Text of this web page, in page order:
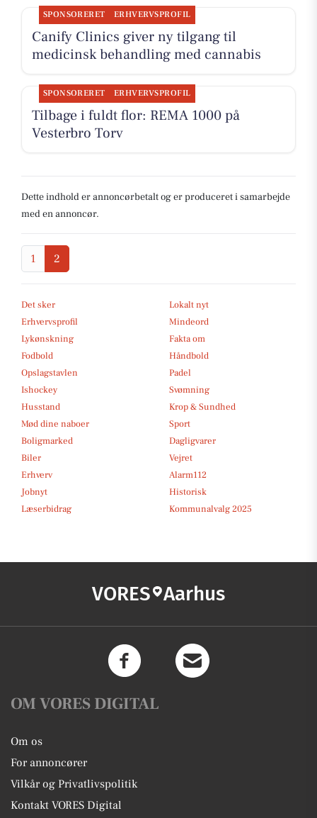
SPONSORERET ERHVERVSPROFIL
Canify Clinics giver ny tilgang til
medicinsk behandling med cannabis
SPONSORERET ERHVERVSPROFIL
Tilbage i fuldt flor: REMA 1000 på
Vesterbro Torv
Dette indhold er annoncørbetalt og er produceret i samarbejde
med en annoncør.
1 2
Det sker
Lokalt nyt
Erhvervsprofil
Mindeord
Lykønskning
Fakta om
Fodbold
Håndbold
Opslagstavlen
Padel
Ishockey
Svømning
Husstand
Krop & Sundhed
Mød dine naboer
Sport
Boligmarked
Dagligvarer
Biler
Vejret
Erhverv
Alarm112
Jobnyt
Historisk
Læserbidrag
Kommunalvalg 2025
VORES Aarhus
OM VORES DIGITAL
Om os
For annoncører
Vilkår og Privatlivspolitik
Kontakt VORES Digital